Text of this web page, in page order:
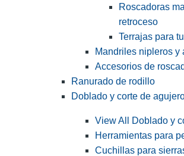
Roscadoras
retroceso
Terrajas para
Mandriles nipleros y
Accesorios de
Ranurado de rodillo
Doblado y corte de
View All Doblado y
Herramientas para
Cuchillas para